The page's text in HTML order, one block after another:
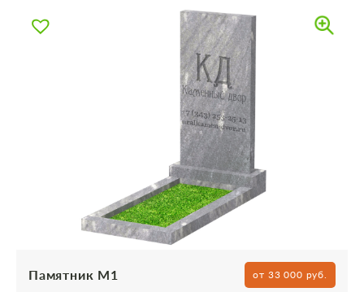
Памятник М1 от 33 000 руб.